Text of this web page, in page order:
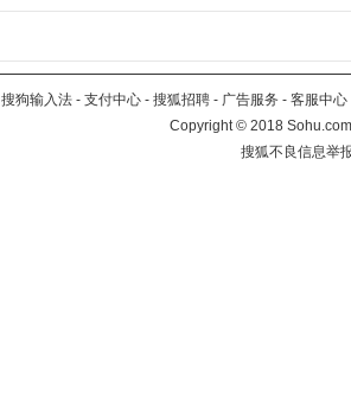
搜狗输入法 - 支付中心 - 搜狐招聘 - 广告服务 - 客服中心
Copyright©2018
搜狐不良信息举